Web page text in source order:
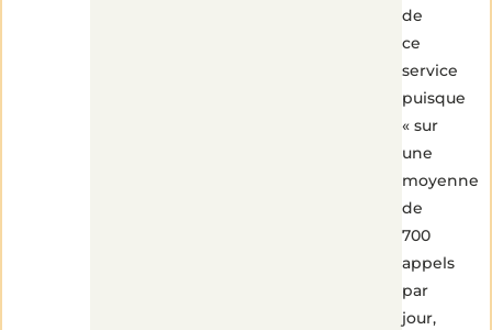
de
ce
service
puisque
« sur
une
moyenne
de
700
appels
par
jour,